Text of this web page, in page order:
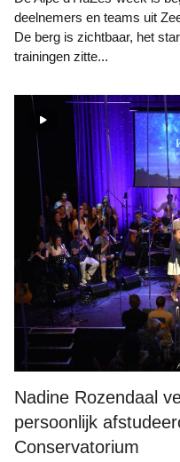
deelnemers en teams uit
De berg is zichtbaar, het
trainingen zitte...
Nadine Rozendaal
persoonlijk
Conservatorium